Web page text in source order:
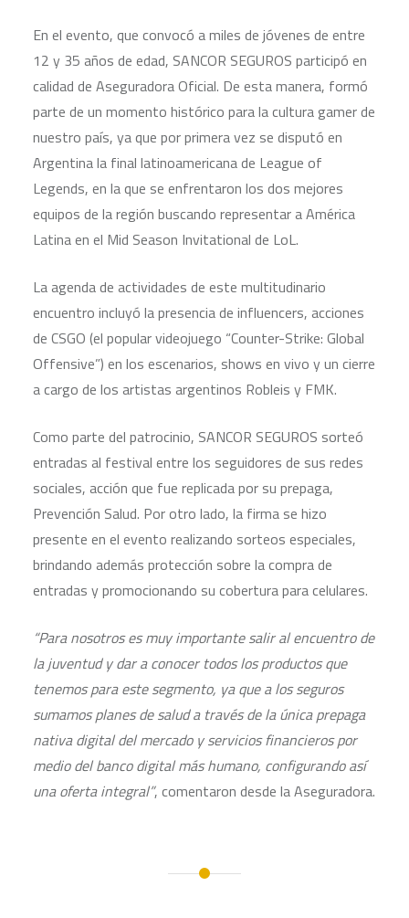
En el evento, que convocó a miles de jóvenes de entre
12 y 35 años de edad, SANCOR SEGUROS participó en
calidad de Aseguradora Oficial. De esta manera, formó
parte de un momento histórico para la cultura gamer de
nuestro país, ya que por primera vez se disputó en
Argentina la final latinoamericana de League of
Legends, en la que se enfrentaron los dos mejores
equipos de la región buscando representar a América
Latina en el Mid Season Invitational de LoL.
La agenda de actividades de este multitudinario
encuentro incluyó la presencia de influencers, acciones
de CSGO (el popular videojuego “Counter-Strike: Global
Offensive”) en los escenarios, shows en vivo y un cierre
a cargo de los artistas argentinos Robleis y FMK.
Como parte del patrocinio, SANCOR SEGUROS sorteó
entradas al festival entre los seguidores de sus redes
sociales, acción que fue replicada por su prepaga,
Prevención Salud. Por otro lado, la firma se hizo
presente en el evento realizando sorteos especiales,
brindando además protección sobre la compra de
entradas y promocionando su cobertura para celulares.
“Para nosotros es muy importante salir al encuentro de
la juventud y dar a conocer todos los productos que
tenemos para este segmento, ya que a los seguros
sumamos planes de salud a través de la única prepaga
nativa digital del mercado y servicios financieros por
medio del banco digital más humano, configurando así
una oferta integral”, comentaron desde la Aseguradora.